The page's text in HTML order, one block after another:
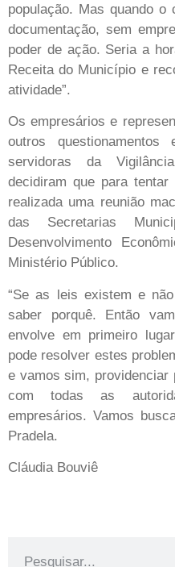
população. Mas quando o
documentação, sem
poder de ação. Seria a
Receita do Município e
atividade”.
Os empresários e
outros
servidoras da
decidiram que para
realizada uma reunião
das Secretarias
Desenvolvimento
Ministério Público.
“Se as leis existem e
saber porquê. Então
envolve em primeiro lugar
pode resolver estes
e vamos sim, providenciar
com todas as
empresários. Vamos
Pradela.
Cláudia Bouviê